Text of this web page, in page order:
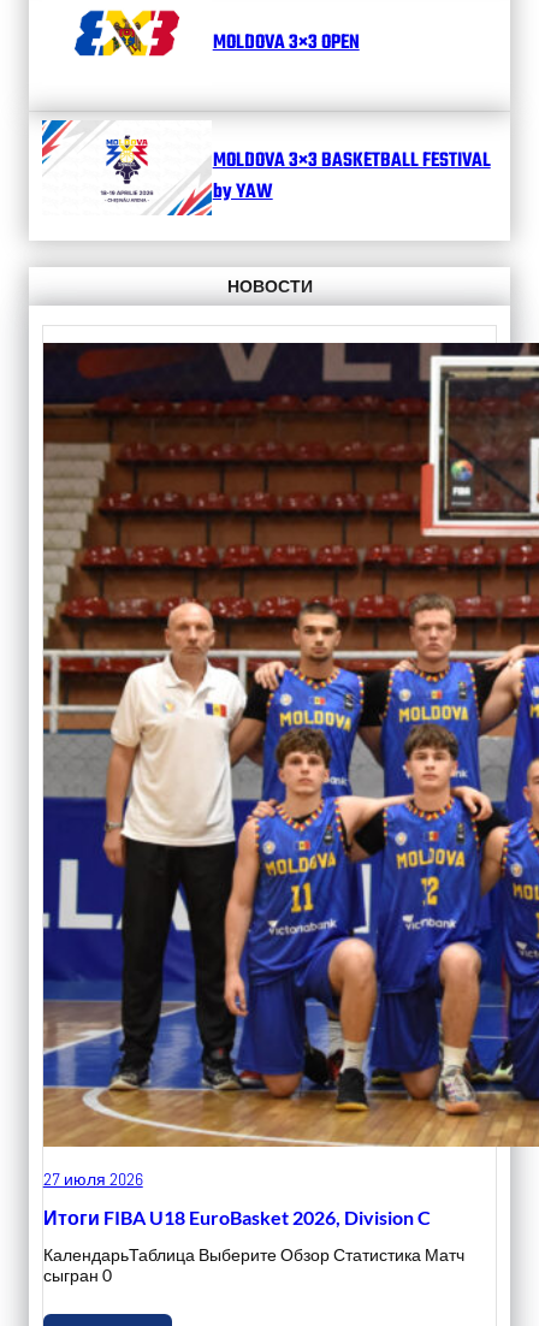
MOLDOVA 3×3 OPEN
MOLDOVA 3×3 BASKETBALL FESTIVAL
by YAW
НОВОСТИ
27 июля 2026
Итоги FIBA U18 EuroBasket 2026, Division C
КалендарьТаблица Выберите Обзор Статистика Матч
сыгран 0